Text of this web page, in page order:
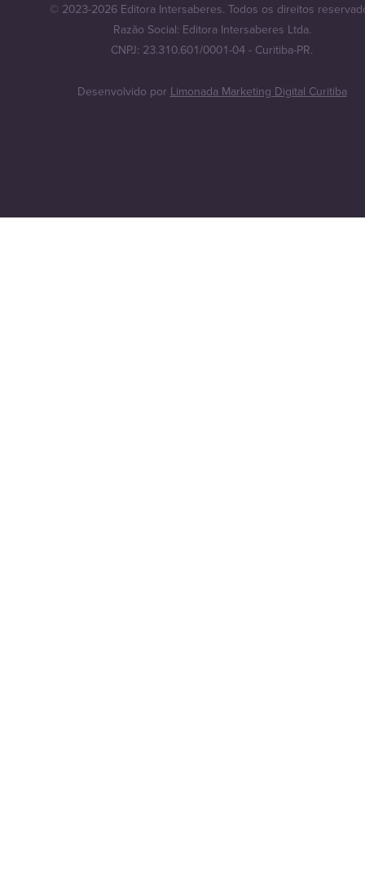
© 2023-2026 Editora Intersaberes. Todos os direitos
Razão Social: Editora Intersaberes Ltda.
CNPJ: 23.310.601/0001-04 - Curitiba-PR.
Desenvolvido por Limonada Marketing Digital Curitiba